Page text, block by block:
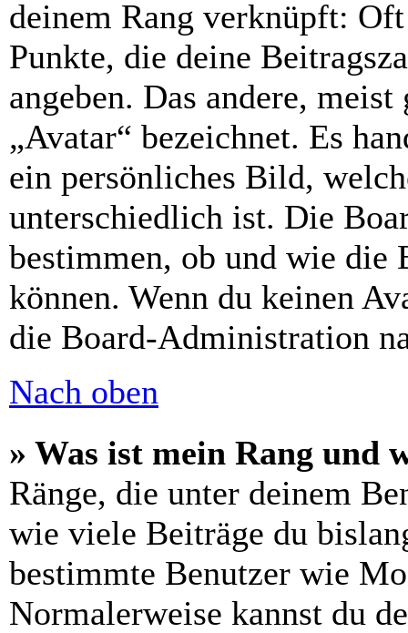
deinem Rang verknüpft:
Punkte, die deine
angeben. Das andere,
„Avatar“ bezeichnet. Es
ein persönliches Bild,
unterschiedlich ist. Die
bestimmen, ob und wie die
können. Wenn du keinen
die Board-Administration
Nach oben
» Was ist mein Rang und
Ränge, die unter deinem
wie viele Beiträge du
bestimmte Benutzer wie
Normalerweise kannst du